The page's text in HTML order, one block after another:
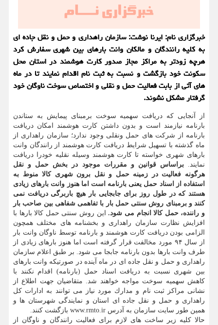
خبرگزاری نام: ایرنا نوشت: سازمان راهداری و حمل و نقل جاده ای
به كلیه رانندگان و مالكان وانت بارهای بین شهری سفارش كرد
هرچه زودتر به مراكز مجاز صدور كارت هوشمند در استان محل
سكونت خود بازگشت و نسبت به ثبت نام اقدام نمایند تا در ماه
های آتی از بابت فعالیت حمل و نقلی و اختصاص سوخت ناوگان خود
گرفتار مشكل نشوند.
از آنجایی كه دریافت سهمیه سوخت برمبنای پیمایش به ستاندن
بارنامه نیازمند است و بدون داشتن كارت هوشمند امكان دریافت
بارنامه از شركت های حمل ونقلی وجود ندارد؛ سازمان راهداری از
ماه گذشته با تسهیل شرایط دریافت كارت هوشمند از رانندگان وانت
بارهای شهری خواسته تا كارت هوشمند وسیله نقلیه خودرا دریافت
نمایند.براساس قوانین و مقررات موجود در بخش حمل و نقل
هرگونه فعالیت در زمینه حمل و نقل برون شهری كالا منوط به
استفاده از اسناد حمل یعنی بارنامه است اما هنوز وانت بارهای زیادی
هستند كه در طول روز برای جابجایی بار هیچ باربرگی دریافت نمی
كنند و برمبنای روش سنتی حمل بار با تفاهمی شفاهی بین صاحب بار
و راننده، حمل كالا انجام می شود.این روش سنتی حمل كالا بارها با
افزایش نظارت سازمان راهداری و بخشنامه های مختلف همچون
الزامی بودن دریافت كارت هوشمند و بارنامه توسط ناوگان وانت بار
از سال ۹۴ مورد مخالفت قرار گرفته است اما هنوز بارهای زیادی از
طرف وانت بارها بدون بارنامه جابجا می شود. بر طبق اعلام سازمان
راهداری و حمل و نقل جاده ای در ماه آینده در صورتیكه وانت بارهای
بین شهری نسبت به دریافت اسناد حمل (بارنامه) اقدام نكنند با
كاهش سهمیه سوخت مواجه خواهند شد. متقاضیان جهت اطلاع از
نشانی مراكز ثبت نام و مدارك مورد نیاز می توانند به ادارات كل
راهداری و حمل و نقل جاده ای استان و نمایندگی شهرستان ها و
همین طور سایت سازمان به آدرس www.rmto.ir بازگشت كنند.
حالا كلیه زیر ساخت های لازم برای فعالیت رانندگان و ناوگان از